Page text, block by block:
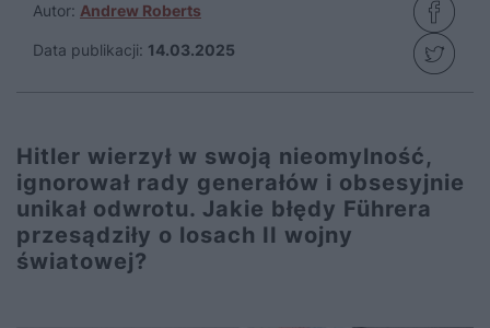
Autor: Andrew Roberts
Data publikacji: 14.03.2025
Hitler wierzył w swoją nieomylność,
ignorował rady generałów i obsesyjnie
unikał odwrotu. Jakie błędy Führera
przesądziły o losach II wojny
światowej?